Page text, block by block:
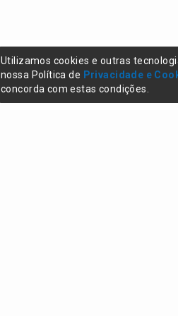
Utilizamos cookies e outras
nossa Política de Privacidade e
concorda com estas condições.